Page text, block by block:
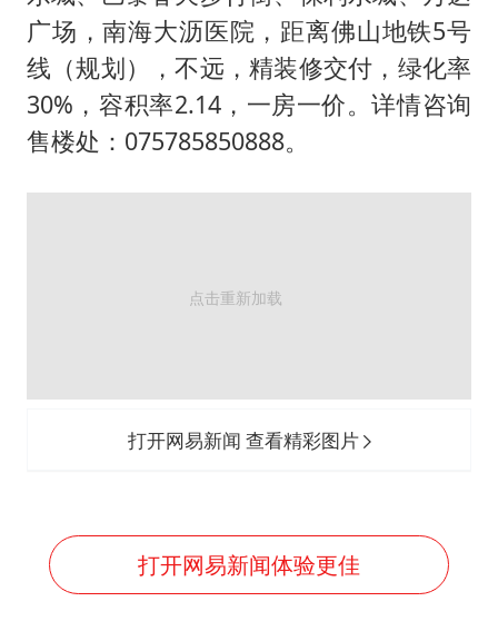
黄金牛市回来了吗
酒店花洒现排泄物住客索赔遭拒
杭州全市有序停课
乐享全民健身 共筑健康中国
广场，南海大沥医院，距离佛山地铁5号
线（规划），不远，精装修交付，绿化率
30%，容积率2.14，一房一价。详情咨询
售楼处：075785850888。
打开网易新闻 查看精彩图片
打开网易新闻体验更佳